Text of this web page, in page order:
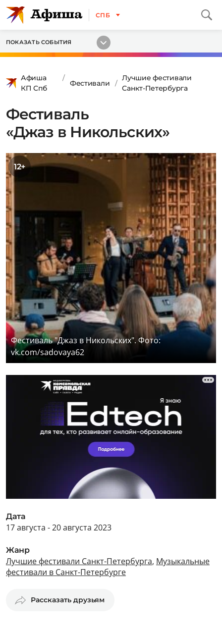
СПБ
ПОКАЗАТЬ СОБЫТИЯ
Афиша
КП Спб
Фестивали
Лучшие фестивали
Санкт-Петербурга
Фестиваль
«Джаз в Никольских»
12+
Фестиваль "Джаз в Никольских". Фото:
vk.com/sadovaya62
Дата
17 августа - 20 августа 2023
Жанр
Лучшие фестивали Санкт-Петербурга, Музыкальные
фестивали в Санкт-Петербурге
Рассказать друзьям